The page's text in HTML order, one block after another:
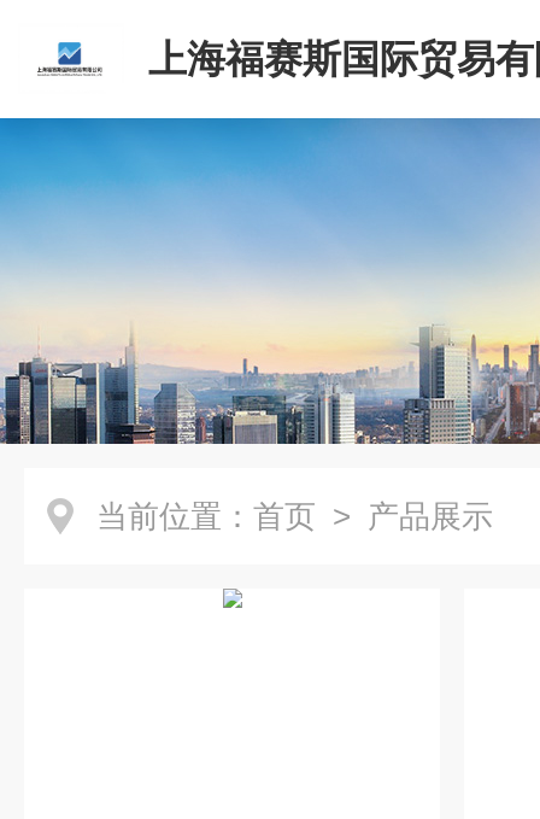
上海福赛斯国际贸易
当前位置： 首页 > 产品展示